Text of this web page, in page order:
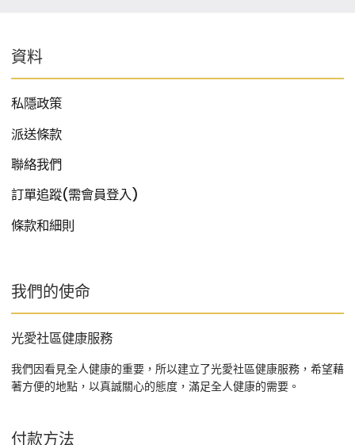
資料
私隱政策
派送條款
聯絡我們
訂單追蹤(需會員登入)
條款和細則
我們的使命
光愛社區健康服務
我們因看見全人健康的重要，所以建立了光愛社區健康服務，希望藉
著方便的地點，以真誠關心的態度，滿足全人健康的需要。
付款方法